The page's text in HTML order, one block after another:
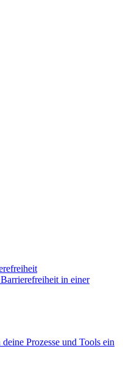
in einer
Prozesse und Tools ein